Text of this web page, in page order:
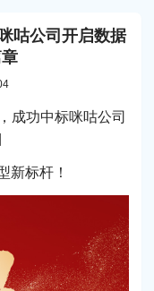
咕公司开启数据
成功中标咪咕公司
新标杆！